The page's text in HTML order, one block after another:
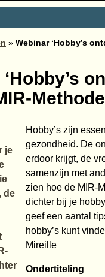
» Webinar ‘Hobby’s
Hobby’s zijn
gezondheid. De
erdoor krijgt, de
samenzijn met
zien hoe de MIR-
dichter bij je
geef een aantal
hobby’s kunt
Mireille
Ondertiteling